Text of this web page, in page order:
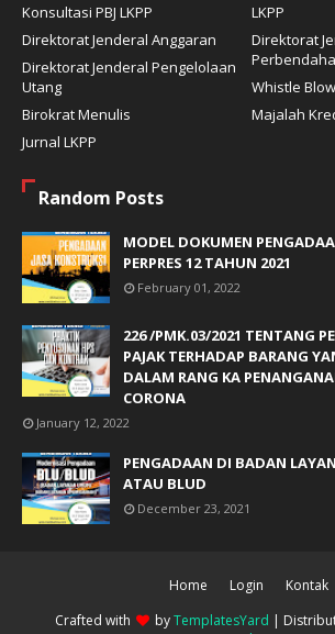
Konsultasi PBJ LKPP
LKPP
Direktorat Jenderal Anggaran
Direktorat
Direktorat Jenderal Pengelolaan
Utang
Whistle
Birokrat Menulis
Majalah
Jurnal LKPP
Random Posts
MODEL DOKUMEN
PERPRES 12 TAHUN 2021
February 01, 2022
226 /PMK.03/2021 TENTANG
PAJAK TERHADAP BARANG
DALAM RANG KA
CORONA
January 12, 2022
PENGADAAN DI BADAN
ATAU BLUD
December 23, 2021
Home Login
Kontak
Crafted with
byTemplatesYard |